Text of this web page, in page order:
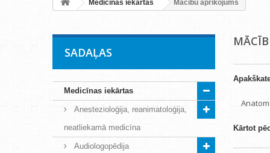
Medicīnas iekārtas Mācību aprīkojums
SADAĻAS
Medicīnas iekārtas
Anestezioloģija, reanimatoloģija,
neatliekamā medicīna
Audiologopēdija
Kārtot